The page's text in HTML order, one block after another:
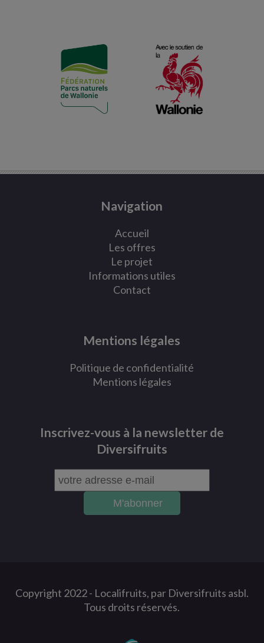
Navigation
Accueil
Les offres
Le projet
Informations utiles
Contact
Mentions légales
Politique de confidentialité
Mentions légales
Inscrivez-vous à la newsletter de
Diversifruits
Copyright 2022 - Localifruits, par Diversifruits asbl.
Tous droits réservés.